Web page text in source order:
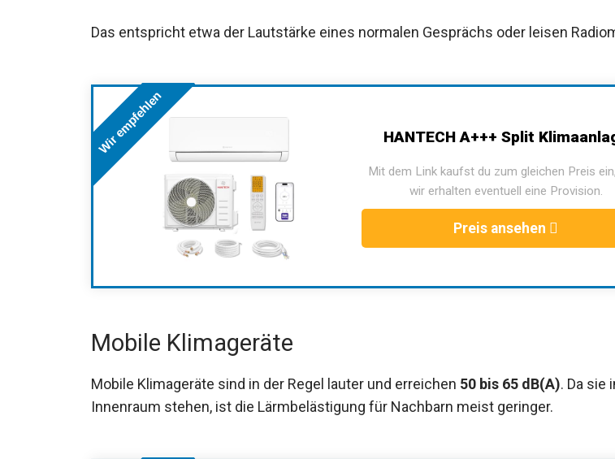
Das entspricht etwa der Lautstärke eines normalen Gesprächs oder leisen
Wir empfehlen HANTECH A+++ Split
Mit dem Link kaufst du zum gleichen Preis
wir erhalten eventuell eine Provision.
Preis ansehen
Mobile Klimageräte
Mobile Klimageräte sind in der Regel lauter und erreichen 50 bis 65 dB(A). Da sie
Innenraum stehen, ist die Lärmbelästigung für Nachbarn meist geringer.